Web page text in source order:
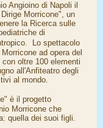
Angioino di Napoli il
Morricone", un
la Ricerca sulle
di
Lo spettacolo
ad opera del
oltre 100 elementi
all'Anfiteatro degli
al mondo.
è il progetto
Morricone che
quella dei suoi figli.